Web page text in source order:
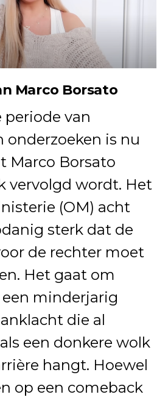
Marco Borsato
periode van
onderzoeken is nu
Marco Borsato
vervolgd wordt. Het
(OM) acht
sterk dat de
de rechter moet
Het gaat om
minderjarig
die al
een donkere wolk
hangt. Hoewel
op een comeback